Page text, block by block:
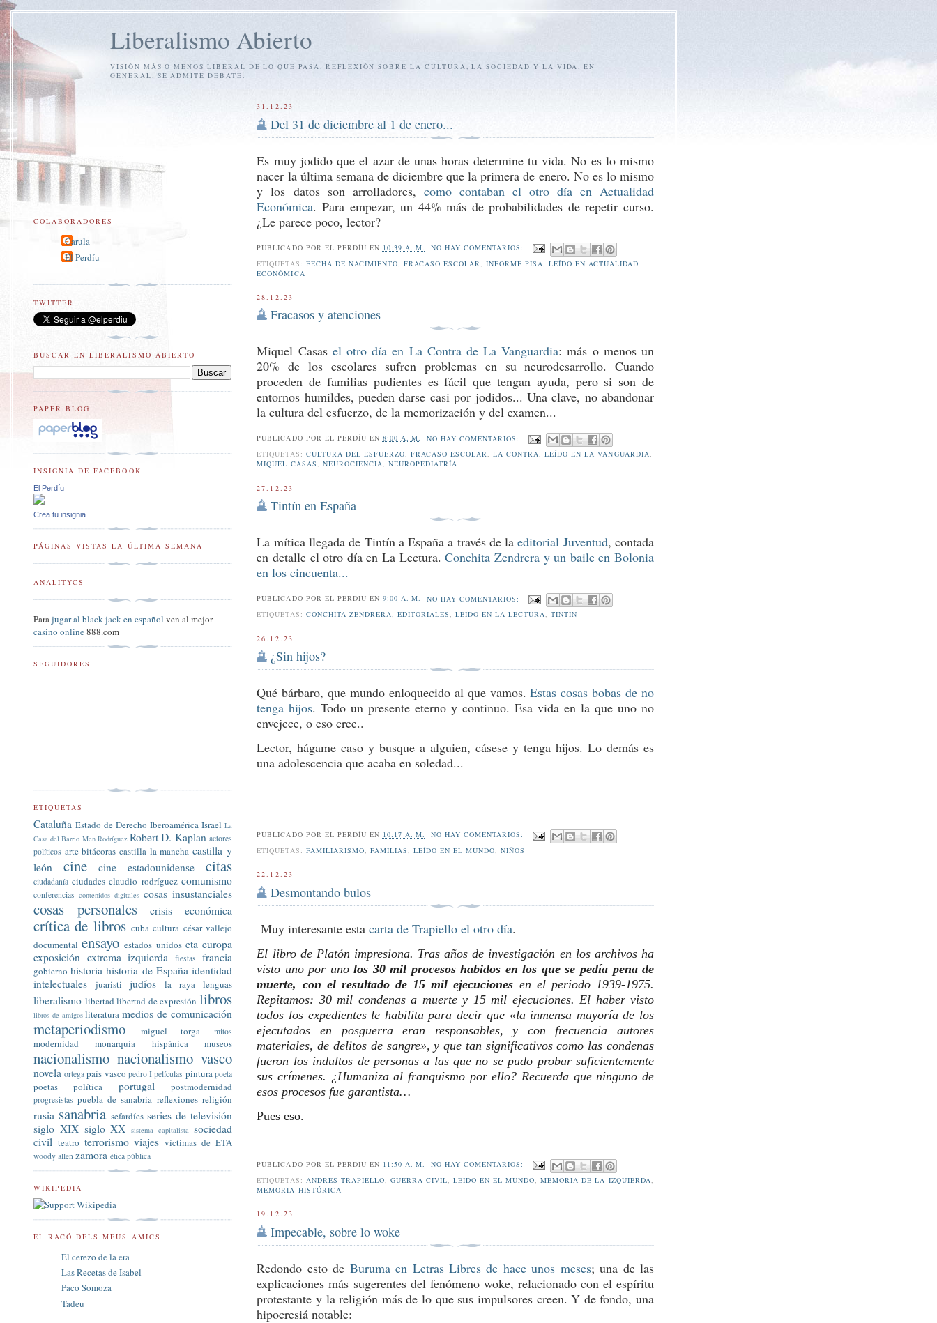
Liberalismo Abierto
VISIÓN MÁS O MENOS LIBERAL DE LO QUE PASA. REFLEXIÓN SOBRE LA CULTURA, LA SOCIEDAD Y LA VIDA. EN
GENERAL. SE ADMITE DEBATE.
31.12.23
Del 31 de diciembre al 1 de enero...
Es muy jodido que el azar de unas horas determine tu vida. No es lo mismo
nacer la última semana de diciembre que la primera de enero. No es lo mismo
y los datos son arrolladores, como contaban el otro día en Actualidad
Económica. Para empezar, un 44% más de probabilidades de repetir curso.
¿Le parece poco, lector?
PUBLICADO POR EL PERDÍU EN 10:39 A. M.
NO HAY COMENTARIOS:
ETIQUETAS: FECHA DE NACIMIENTO FRACASO ESCOLAR ,INFORME PISA ,LEÍDO EN ACTUALIDAD
ECONÓMICA
28.12.23
Fracasos y atenciones
Miquel Casas el otro día en La Contra de La Vanguardia: más o menos un
20% de los escolares sufren problemas en su neurodesarrollo. Cuando
proceden de familias pudientes es fácil que tengan ayuda, pero si son de
entornos humildes, pueden darse casi por jodidos... Una clave, no abandonar
la cultura del esfuerzo, de la memorización y del examen...
PUBLICADO POR EL PERDÍU EN 8:00 A. M.
NO HAY COMENTARIOS:
ETIQUETAS: CULTURA DEL ESFUERZO, FRACASO ESCOLAR,LA CONTRA,LEÍDO EN LA VANGUARDIA,
MIQUEL CASAS, NEUROCIENCIA, NEUROPEDIATRÍA
27.12.23
Tintín en España
La mítica llegada de Tintín a España a través de laeditorial Juventud, contada
en detalle el otro día en La Lectura.Conchita Zendrera y un baile en Bolonia
en los cincuenta...
PUBLICADO POR EL PERDÍU EN 9:00 A. M.
NO HAY COMENTARIOS:
ETIQUETAS: CONCHITA ZENDRERA, EDITORIALES,LEÍDO EN LA LECTURA,TINTÍN
26.12.23
¿Sin hijos?
Qué bárbaro, que mundo enloquecido al que vamos.Estas cosas bobas de no
tenga hijos. Todo un presente eterno y continuo. Esa vida en la que uno no
envejece, o eso cree..
Lector, hágame caso y busque a alguien, cásese y tenga hijos. Lo demás es
una adolescencia que acaba en soledad...
PUBLICADO POR EL PERDÍU EN 10:17 A. M.
NO HAY COMENTARIOS:
ETIQUETAS: FAMILIARISMO, FAMILIAS, LEÍDO EN EL MUNDO,NIÑOS
22.12.23
Desmontando bulos
Muy interesante estacarta de Trapiello el otro día.
El libro de Platón impresiona. Tras años de investigación en los archivos ha
visto uno por unolos 30 mil procesos habidos en los que se pedía pena de
muerte, con el resultado de 15 mil ejecuciones en el periodo 1939-1975.
Repitamos: 30 mil condenas a muerte y 15 mil ejecuciones. El haber visto
todos los expedientes le habilita para decir que «la inmensa mayoría de los
ejecutados en posguerra eran responsables, y con frecuencia autores
materiales, de delitos de sangre», y que tan significativos como las condenas
fueron los indultos de personas a las que no se pudo probar suficientemente
sus crímenes. ¿Humaniza al franquismo por ello? Recuerda que ninguno de
esos procesos fue garantista…
Pues eso.
PUBLICADO POR EL PERDÍU EN 11:50 A. M.
NO HAY COMENTARIOS:
ETIQUETAS: ANDRÉS TRAPIELLO, GUERRA CIVIL,LEÍDO EN EL MUNDO,MEMORIA DE LA IZQUIERDA,
MEMORIA HISTÓRICA
19.12.23
Impecable, sobre lo woke
Redondo esto de Buruma en Letras Libres de hace unos meses; una de las
explicaciones más sugerentes del fenómeno woke, relacionado con el espíritu
protestante y la religión más de lo que sus impulsores creen. Y de fondo, una
hipocresiá notable:
COLABORADORES
Carula
El Perdíu
TWITTER
BUSCAR EN LIBERALISMO ABIERTO
PAPER BLOG
INSIGNIA DE FACEBOOK
El Perdíu
Crea tu insignia
PÁGINAS VISTAS LA ÚLTIMA SEMANA
ANALITYCS
Parajugar al black jack en español ven al mejor
casino online888.com
SEGUIDORES
ETIQUETAS
Cataluña Estado de Derecho Iberoamérica Israel La
Casa del Barrio Men Rodríguez Robert D. Kaplan actores
políticos arte bitácoras castilla la mancha castilla y
león
cine cine estadounidense citas
ciudadanía ciudades claudio rodríguez comunismo
conferencias contenidos digitales cosas insustanciales
cosas personales crisis económica
crítica de libros cuba cultura césar vallejo
documental ensayo estados unidos eta europa
exposición extrema izquierda fiestas francia
gobierno historia historia de España identidad
intelectuales
juaristi judíos la raya lenguas
liberalismo libertad libertad de expresión libros
libros de amigos literatura medios de comunicación
metaperiodismo miguel torga mitos
modernidad monarquía hispánica museos
nacionalismo nacionalismo vasco
novela ortega país vasco pedro I películas pintura poeta
poetas política portugal postmodernidad
progresistas puebla de sanabria reflexiones religión
rusia sanabria sefardíes series de televisión
siglo XIX siglo XX sistema capitalista sociedad
civil teatro terrorismo viajes víctimas de ETA
woody allen zamora ética pública
WIKIPEDIA
EL RACÓ DELS MEUS AMICS
El cerezo de la era
Las Recetas de Isabel
Paco Somoza
Tadeu